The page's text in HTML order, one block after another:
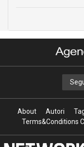
About Autori
Terms&Conditions